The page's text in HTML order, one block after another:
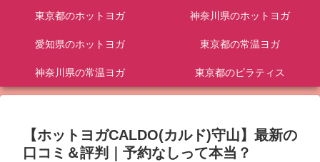
東京都のホットヨガ 神奈川県のホットヨガ
愛知県のホットヨガ 東京都の常温ヨガ
神奈川県の常温ヨガ 東京都のピラティス
【ホットヨガCALDO(カルド)守山】最新の
口コミ＆評判｜予約なしって本当？